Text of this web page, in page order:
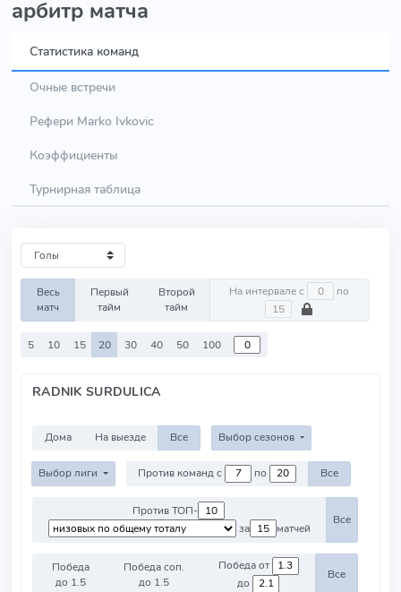
арбитр матча
Статистика команд
Очные встречи
Рефери Marko Ivkovic
Коэффициенты
Турнирная таблица
Весь
матч
Первый
тайм
Второй
тайм
На интервале с по
5 10 15 20 30 40 50 100
RADNIK SURDULICA
Дома На выезде Все Выбор сезонов
Выбор лиги Против команд с по Все
Против ТОП-
за
матчей
Все
Победа
до 1.5
Победа соп.
до 1.5
Победа от
до
Все